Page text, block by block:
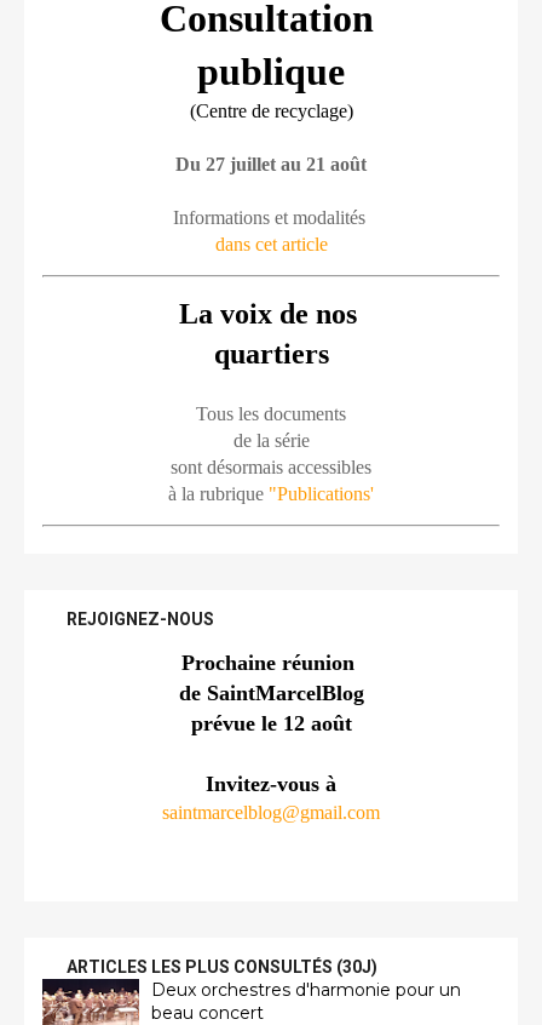
Consultation
publique
(Centre de recyclage)
Du 27 juillet au 21 août
Informations et modalités
dans cet article
La voix de nos
quartiers
Tous les documents
de la série
sont désormais accessibles
à la rubrique "Publications'
REJOIGNEZ-NOUS
Prochaine réunion
de SaintMarcelBlog
prévue le 12 août
Invitez-vous à
saintmarcelblog@gmail.com
ARTICLES LES PLUS CONSULTÉS (30J)
Deux orchestres d'harmonie pour un
beau concert